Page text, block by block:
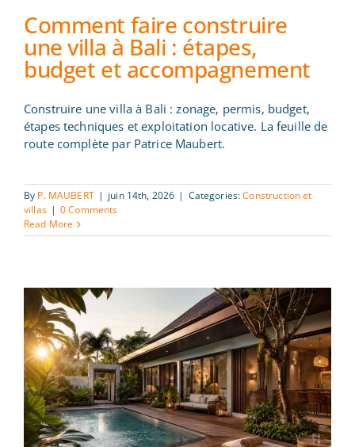
ACTUALITES
CONTACT
Comment faire construire une villa à
Bali : étapes, budget et
accompagnement
Comment faire construire
une villa à Bali : étapes,
budget et accompagnement
Construire une villa à Bali : zonage, permis, budget,
étapes techniques et exploitation locative. La feuille de
route complète par Patrice Maubert.
By P. MAUBERT | juin 14th, 2026 | Categories:Construction et
villas | 0 Comments
Read More